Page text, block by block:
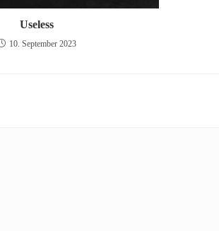
Useless
10. September 2023